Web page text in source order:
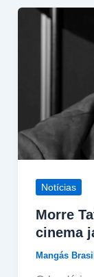
Notícias
Morre
cinema
Mangás Brasil